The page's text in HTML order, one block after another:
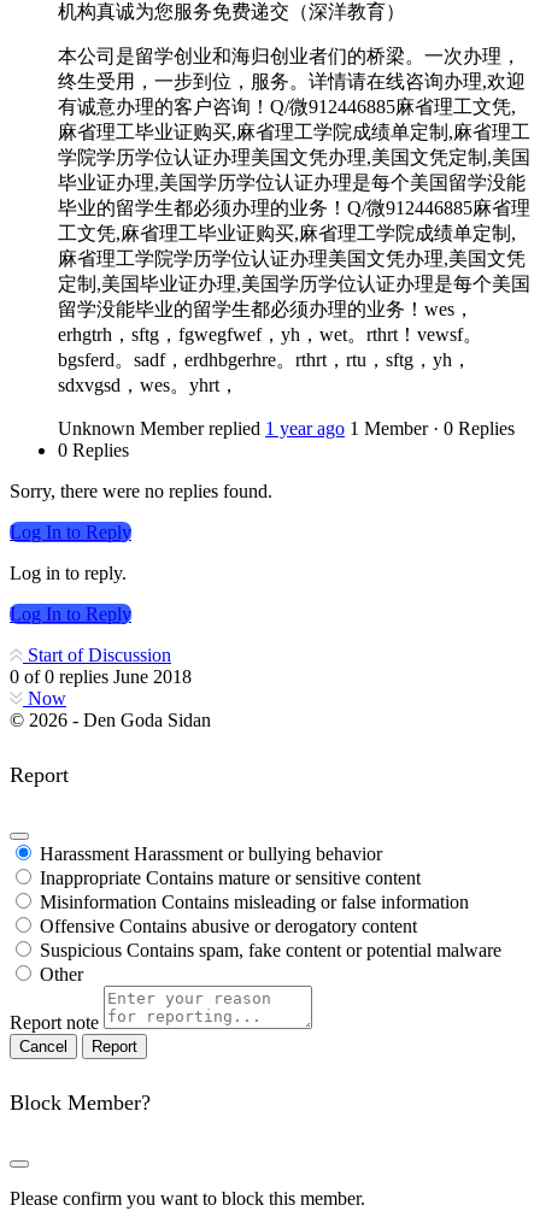
机构真诚为您服务免费递交（深洋教育）
本公司是留学创业和海归创业者们的桥梁。一次办理，
终生受用，一步到位，服务。详情请在线咨询办理,欢迎
有诚意办理的客户咨询！Q/微912446885麻省理工文凭,
麻省理工毕业证购买,麻省理工学院成绩单定制,麻省理工
学院学历学位认证办理美国文凭办理,美国文凭定制,美国
毕业证办理,美国学历学位认证办理是每个美国留学没能
毕业的留学生都必须办理的业务！Q/微912446885麻省理
工文凭,麻省理工毕业证购买,麻省理工学院成绩单定制,
麻省理工学院学历学位认证办理美国文凭办理,美国文凭
定制,美国毕业证办理,美国学历学位认证办理是每个美国
留学没能毕业的留学生都必须办理的业务！wes，
erhgtrh，sftg，fgwegfwef，yh，wet。rthrt！vewsf。
bgsferd。sadf，erdhbgerhre。rthrt，rtu，sftg，yh，
sdxvgsd，wes。yhrt，
Unknown Member replied 1 year ago 1 Member · 0 Replies
0 Replies
Sorry, there were no replies found.
Log In to Reply
Log in to reply.
Log In to Reply
Start of Discussion
0 of0 replies June 2018
Now
© 2026 - Den Goda Sidan
Report
Harassment Harassment or bullying behavior
Inappropriate Contains mature or sensitive content
Misinformation Contains misleading or false information
Offensive Contains abusive or derogatory content
Suspicious Contains spam, fake content or potential malware
Other
Report note
Report
Block Member?
Please confirm you want to block this member.